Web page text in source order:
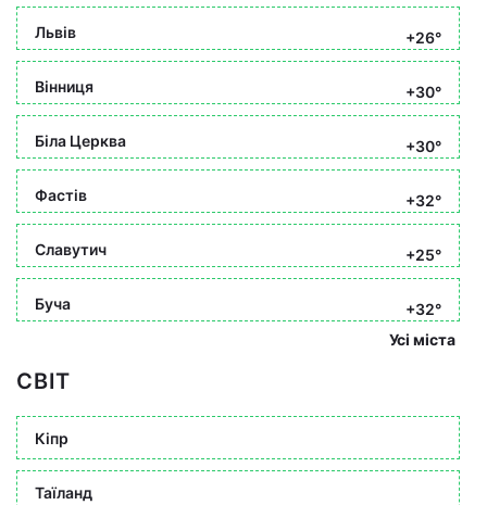
Львів +26°
Вінниця +30°
Біла Церква +30°
Фастів +32°
Славутич +25°
Буча
+32°
Усі міста
СВІТ
Кіпр
Таїланд